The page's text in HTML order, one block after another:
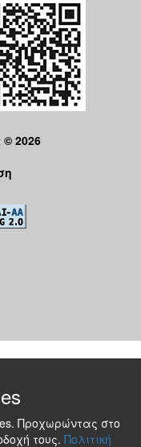
2026
Προχωρώντας στο
τους. Πολιτική